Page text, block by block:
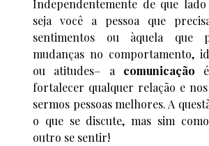
Independentemente de que
seja você a pessoa que
sentimentos ou àquela que
mudanças no comportamento,
ou atitudes– a comunicação
fortalecer qualquer relação e
sermos pessoas melhores. A
o que se discute, mas sim
outro se sentir!